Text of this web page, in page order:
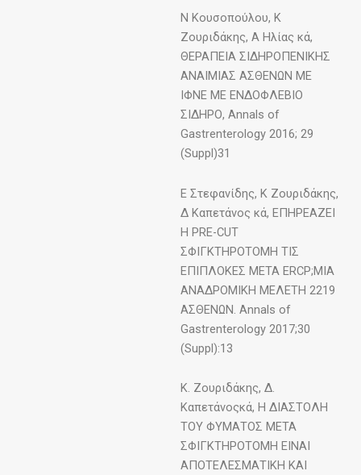
Ν Κουσοπούλου, Κ
Ζουριδάκης, Α Ηλίας κά,
ΘΕΡΑΠΕΙΑ ΣΙΔΗΡΟΠΕΝΙΚΗΣ
ΑΝΑΙΜΙΑΣ ΑΣΘΕΝΩΝ ΜΕ
ΙΦΝΕ ΜΕ ΕΝΔΟΦΛΕΒΙΟ
ΣΙΔΗΡΟ, Annals of
Gastrenterology 2016; 29
(Suppl)31
Ε Στεφανίδης, Κ Ζουριδάκης,
Δ Καπετάνος κά, ΕΠΗΡΕΑΖΕΙ
Η PRE-CUT
ΣΦΙΓΚΤΗΡΟΤΟΜΗ ΤΙΣ
ΕΠΙΠΛΟΚΕΣ ΜΕΤΑ ERCP;ΜΙΑ
ΑΝΑΔΡΟΜΙΚΗ ΜΕΛΕΤΗ 2219
ΑΣΘΕΝΩΝ. Annals of
Gastrenterology 2017;30
(Suppl):13
Κ. Ζουριδάκης, Δ.
Καπετάνοςκά, Η ΔΙΑΣΤΟΛΗ
ΤΟΥ ΦΥΜΑΤΟΣ ΜΕΤΑ
ΣΦΙΓΚΤΗΡΟΤΟΜΗ ΕΙΝΑΙ
ΑΠΟΤΕΛΕΣΜΑΤΙΚΗ ΚΑΙ